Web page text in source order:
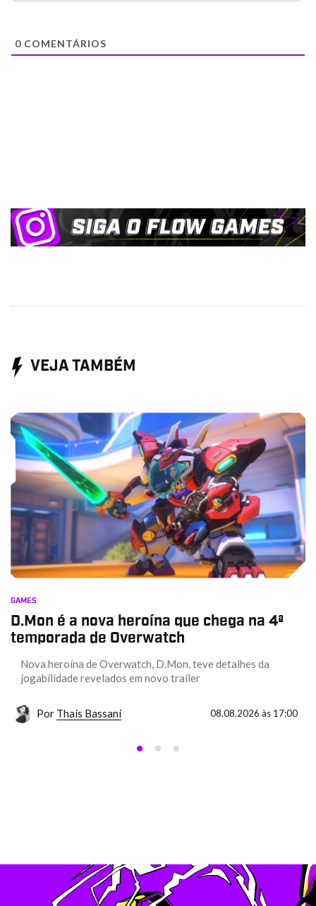
0 COMENTÁRIOS
VEJA TAMBÉM
GAMES
D.Mon é a nova heroína que chega na 4ª
temporada de Overwatch
Nova heroína de Overwatch, D.Mon, teve detalhes da
jogabilidade revelados em novo trailer
Por Thais Bassani 08.08.2026 às 17:00